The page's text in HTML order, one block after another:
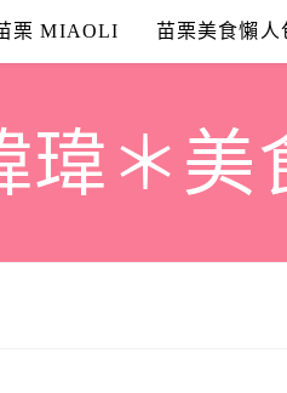
栗 MIAOLI 苗栗美食懶人
瑋＊美